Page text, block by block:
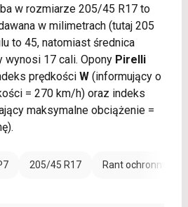
w rozmiarze 205/45 R17 to
w milimetrach (tutaj 205
to 45, natomiast średnica
wynosi 17 cali. Opony Pirelli
prędkości W(informujący o
= 270 km/h) oraz indeks
maksymalne obciążenie =
205/45 R17 Rant ochronny (FR)